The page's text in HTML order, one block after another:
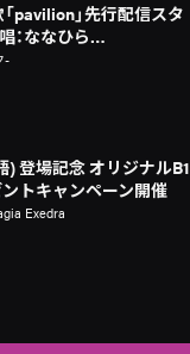
「pavilion」先行配信スタ
：ななひら…
-
登場記念 オリジナルB1
トキャンペーン開催
Exedra